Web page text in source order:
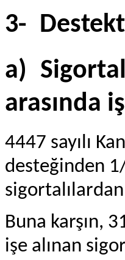
3-
a)
arasında
4447 sayılı
desteğinden
Buna karşın,
işe alınan